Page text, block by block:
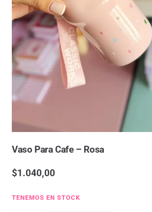
Vaso Para Cafe – Rosa
$1.040,00
TENEMOS EN STOCK